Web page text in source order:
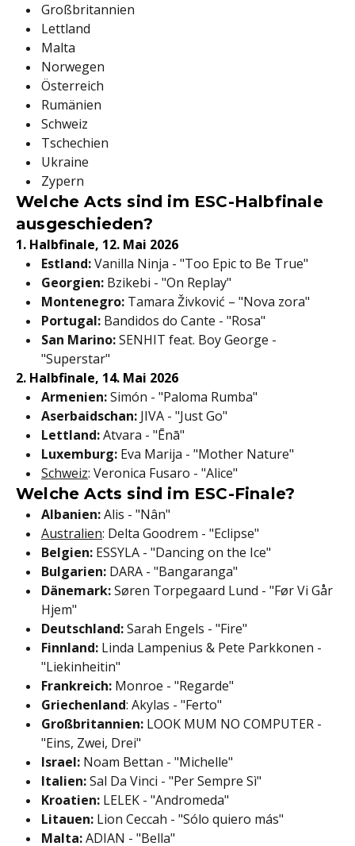
Großbritannien
Lettland
Malta
Norwegen
Österreich
Rumänien
Schweiz
Tschechien
Ukraine
Zypern
Welche Acts sind im ESC-Halbfinale
ausgeschieden?
1. Halbfinale, 12. Mai 2026
Estland:Vanilla Ninja - "Too Epic to Be True"
Georgien: Bzikebi - "On Replay"
Montenegro: Tamara Živković – "Nova zora"
Portugal: Bandidos do Cante - "Rosa"
San Marino:SENHIT feat. Boy George -
"Superstar"
2. Halbfinale, 14. Mai 2026
Armenien:Simón - "Paloma Rumba"
Aserbaidschan: JIVA - "Just Go"
Lettland:Atvara - "Ēnā"
Luxemburg: Eva Marija - "Mother Nature"
Schweiz: Veronica Fusaro - "Alice"
Welche Acts sind im ESC-Finale?
Albanien:Alis - "Nân"
Australien: Delta Goodrem - "Eclipse"
Belgien: ESSYLA - "Dancing on the Ice"
Bulgarien: DARA - "Bangaranga"
Dänemark:Søren Torpegaard Lund - "Før Vi Går
Hjem"
Deutschland:Sarah Engels - "Fire"
Finnland: Linda Lampenius & Pete Parkkonen -
"Liekinheitin"
Frankreich: Monroe - "Regarde"
Griechenland: Akylas - "Ferto"
Großbritannien: LOOK MUM NO COMPUTER -
"Eins, Zwei, Drei"
Israel: Noam Bettan - "Michelle"
Italien:Sal Da Vinci - "Per Sempre Sì"
Kroatien: LELEK - "Andromeda"
Litauen: Lion Ceccah - "Sólo quiero más"
Malta:ADIAN - "Bella"